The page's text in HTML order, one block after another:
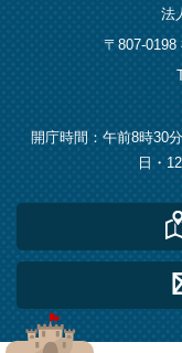
法
〒807-
開庁時間：午前8時30
日・